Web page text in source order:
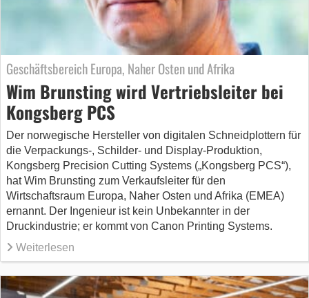
Geschäftsbereich Europa, Naher Osten und Afrika
Wim Brunsting wird Vertriebsleiter bei
Kongsberg PCS
Der norwegische Hersteller von digitalen Schneidplottern für
die Verpackungs-, Schilder- und Display-Produktion,
Kongsberg Precision Cutting Systems („Kongsberg PCS“),
hat Wim Brunsting zum Verkaufsleiter für den
Wirtschaftsraum Europa, Naher Osten und Afrika (EMEA)
ernannt. Der Ingenieur ist kein Unbekannter in der
Druckindustrie; er kommt von Canon Printing Systems.
Weiterlesen